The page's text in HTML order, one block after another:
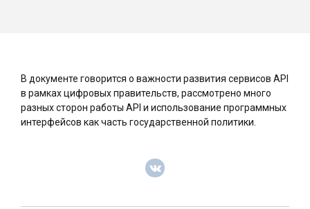
В документе говорится о важности развития сервисов API
в рамках цифровых правительств, рассмотрено много
разных сторон работы API и использование программных
интерфейсов как часть государственной политики.